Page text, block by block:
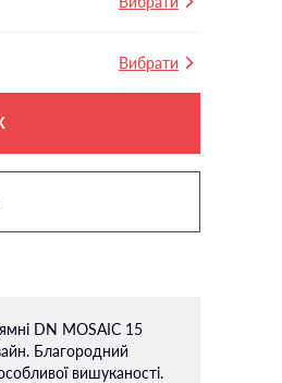
Вибрати
DN MOSAIC 15
Благородний
​​вишуканості.